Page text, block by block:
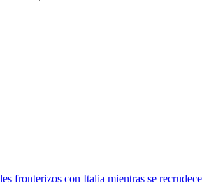
fronterizos con Italia mientras se recrudece